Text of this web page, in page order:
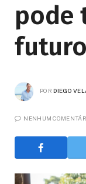
pode
POR DIEGO
NENHUM